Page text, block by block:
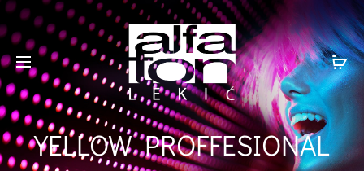
YELLOW PROFFESIONAL